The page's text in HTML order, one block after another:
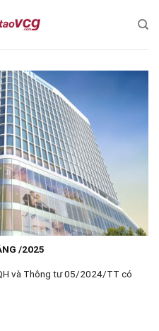
/2025
và Thông tư 05/2024/TT có